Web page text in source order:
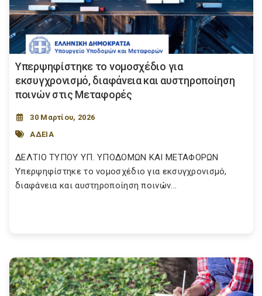
Υπερψηφίστηκε το νομοσχέδιο για
εκσυγχρονισμό, διαφάνεια και αυστηροποίηση
ποινών στις Μεταφορές
30 Μαρτίου, 2026
ΑΔΕΙΑ
ΔΕΛΤΙΟ ΤΥΠΟΥ ΥΠ. ΥΠΟΔΟΜΩΝ ΚΑΙ ΜΕΤΑΦΟΡΩΝ
Υπερψηφίστηκε το νομοσχέδιο για εκσυγχρονισμό,
διαφάνεια και αυστηροποίηση ποινών...